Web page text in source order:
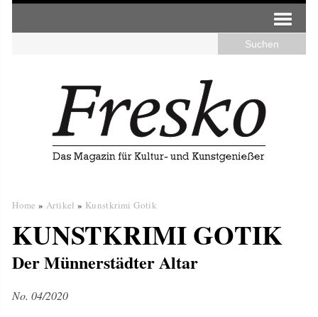
Home » Artikel » Kunstkrimi Gotik
KUNSTKRIMI GOTIK
Der Münnerstädter Altar
No. 04/2020